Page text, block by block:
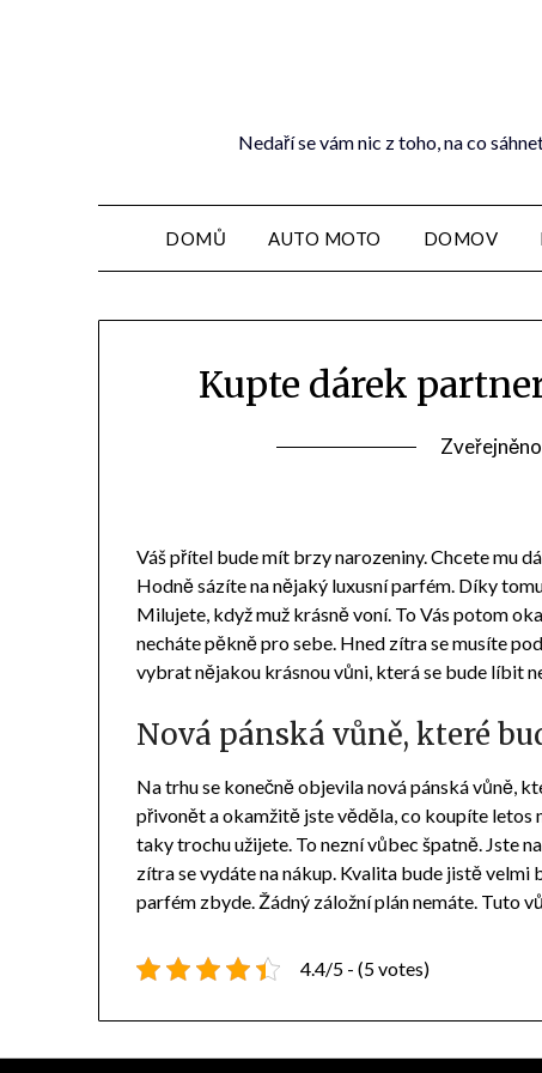
Nedaří se vám nic z toho, na co
DOMŮ AUTO MOTO DOMOV
Kupte dárek
Váš přítel bude mít brzy narozeniny. Chcete mu
Hodně sázíte na nějaký luxusníparfém. Díky
Milujete, když muž krásně voní. To Vás potom
necháte pěkně pro sebe. Hned zítra se musíte
vybrat nějakou krásnou vůni, která se bude líbit
Nová pánská vůně, které
Na trhu se konečně objevila nová pánská vůně,
přivonět a okamžitě jste věděla, co koupíte letos
taky trochu užijete. To nezní vůbec špatně. Jste
zítra se vydáte na nákup. Kvalita bude jistě
parfém zbyde. Žádný záložní plán nemáte. Tuto
4.4/5 - (5 votes)